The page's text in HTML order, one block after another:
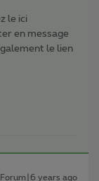
le ici
en message
le lien
years ago